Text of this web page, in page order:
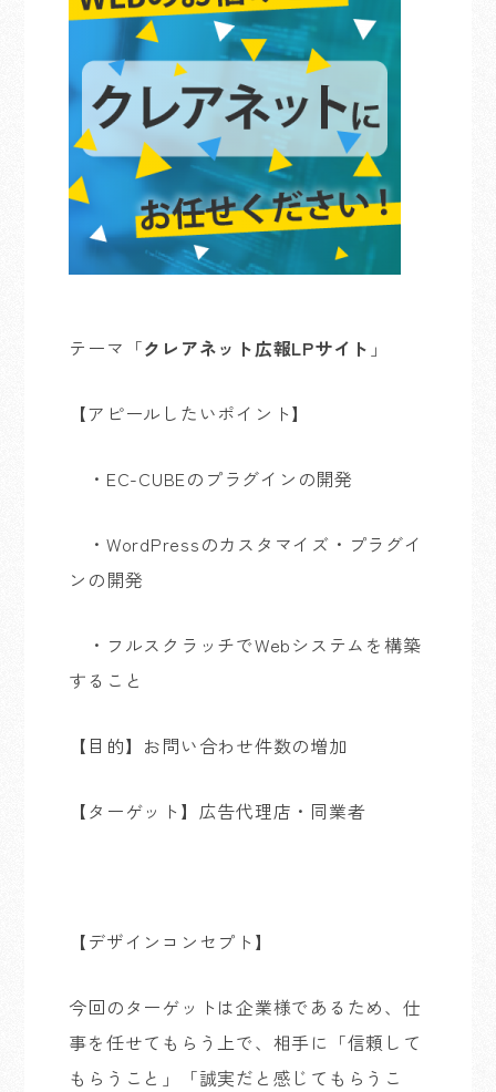
テーマ「クレアネット広報LPサイト 」
【アピールしたいポイント】
・ EC-CUBEのプラグインの開発
・ WordPressのカスタマイズ・プラグイ
ンの開発
・フルスクラッチでWebシステムを構築
すること
【目的】 お問い合わせ件数の増加
【ターゲット】広告代理店・同業者
【デザインコンセプト】
今回のターゲットは企業様であるため、仕
事を任せてもらう上で、相手に「信頼して
もらうこと」「誠実だと感じてもらうこ